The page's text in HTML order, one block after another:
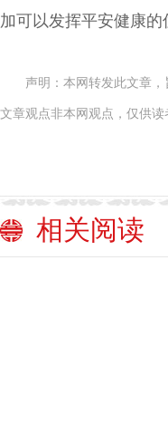
加可以发挥平安健康的
声明：本网转发此文章
文章观点非本网观点，仅供读
相关阅读